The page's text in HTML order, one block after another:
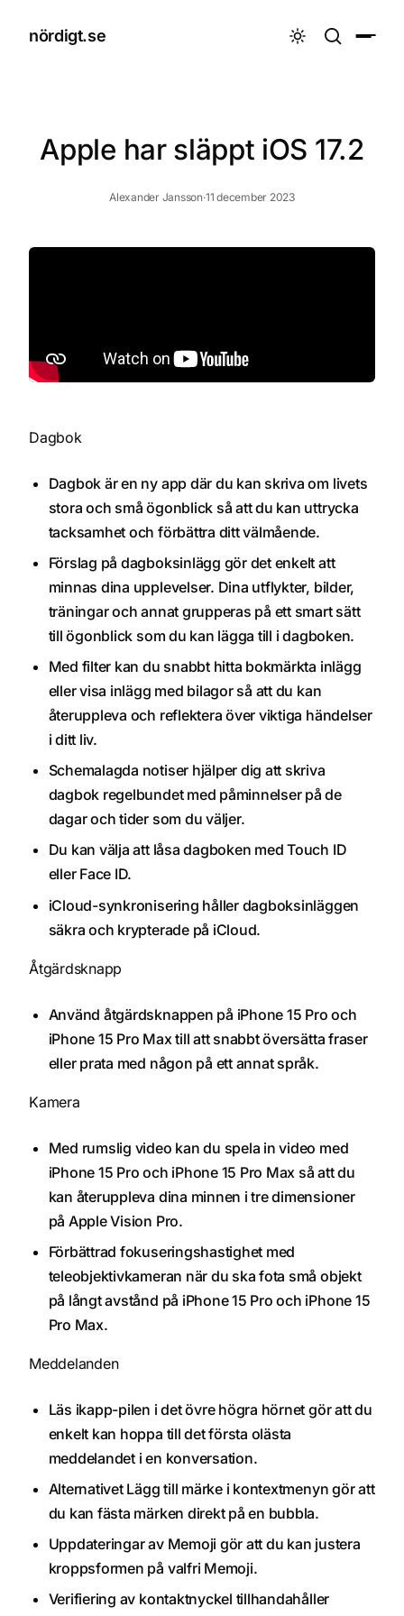
nördigt.se 
Apple har släppt iOS 17.2
Alexander Jansson·11 december 2023
Dagbok
Dagbok är en ny app där du kan skriva om livets
stora och små ögonblick så att du kan uttrycka
tacksamhet och förbättra ditt välmående.
Förslag på dagboksinlägg gör det enkelt att
minnas dina upplevelser. Dina utflykter, bilder,
träningar och annat grupperas på ett smart sätt
till ögonblick som du kan lägga till i dagboken.
Med filter kan du snabbt hitta bokmärkta inlägg
eller visa inlägg med bilagor så att du kan
återuppleva och reflektera över viktiga händelser
i ditt liv.
Schemalagda notiser hjälper dig att skriva
dagbok regelbundet med påminnelser på de
dagar och tider som du väljer.
Du kan välja att låsa dagboken med Touch ID
eller Face ID.
iCloud-synkronisering håller dagboksinläggen
säkra och krypterade på iCloud.
Åtgärdsknapp
Använd åtgärdsknappen på iPhone 15 Pro och
iPhone 15 Pro Max till att snabbt översätta fraser
eller prata med någon på ett annat språk.
Kamera
Med rumslig video kan du spela in video med
iPhone 15 Pro och iPhone 15 Pro Max så att du
kan återuppleva dina minnen i tre dimensioner
på Apple Vision Pro.
Förbättrad fokuseringshastighet med
teleobjektivkameran när du ska fota små objekt
på långt avstånd på iPhone 15 Pro och iPhone 15
Pro Max.
Meddelanden
Läs ikapp-pilen i det övre högra hörnet gör att du
enkelt kan hoppa till det första olästa
meddelandet i en konversation.
Alternativet Lägg till märke i kontextmenyn gör att
du kan fästa märken direkt på en bubbla.
Uppdateringar av Memoji gör att du kan justera
kroppsformen på valfri Memoji.
Verifiering av kontaktnyckel tillhandahåller